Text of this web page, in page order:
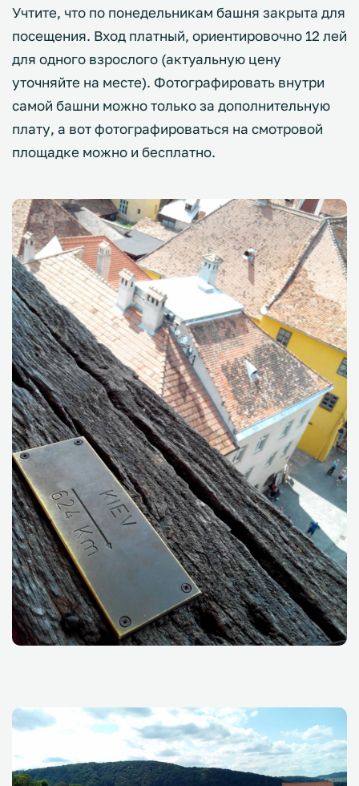
Учтите, что по понедельникам башня закрыта для
посещения. Вход платный, ориентировочно 12 лей
для одного взрослого (актуальную цену
уточняйте на месте). Фотографировать внутри
самой башни можно только за дополнительную
плату, а вот фотографироваться на смотровой
площадке можно и бесплатно.